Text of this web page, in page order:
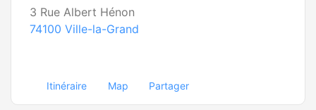
3 Rue Albert Hénon
74100 Ville-la-Grand
Itinéraire Map Partager